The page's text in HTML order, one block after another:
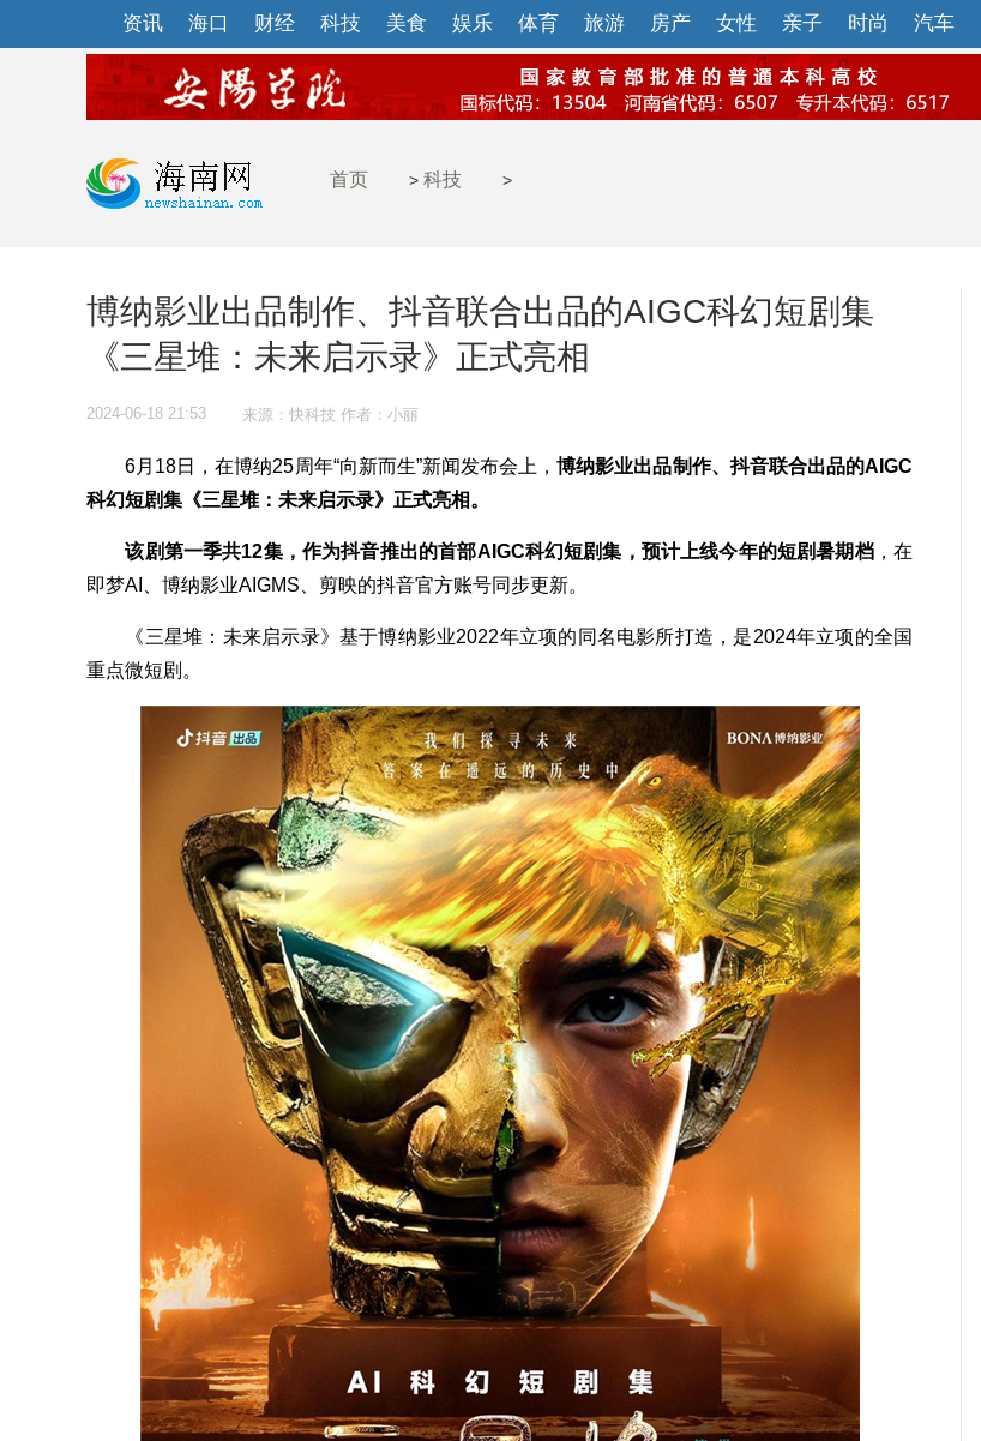
资讯 海口 财经 科技 美食 娱乐 体育 旅游 房产 女性 亲子 时尚 汽车
首页 > 科技 >
博纳影业出品制作、抖音联合出品的AIGC科幻短剧集
《三星堆：未来启示录》正式亮相
2024-06-18 21:53 来源：快科技 作者：小丽
6月18日，在博纳25周年“向新而生”新闻发布会上，博纳影业出品制作、抖音联合出品的AIGC
科幻短剧集《三星堆：未来启示录》正式亮相。
该剧第一季共12集，作为抖音推出的首部AIGC科幻短剧集，预计上线今年的短剧暑期档，在
即梦AI、博纳影业AIGMS、剪映的抖音官方账号同步更新。
《三星堆：未来启示录》基于博纳影业2022年立项的同名电影所打造，是2024年立项的全国
重点微短剧。